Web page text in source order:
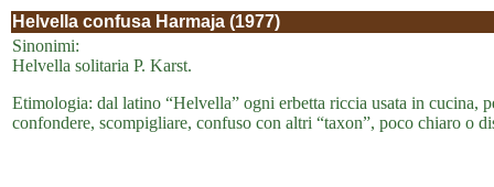
Helvella confusa Harmaja (1977)
Sinonimi:
Helvella solitaria P. Karst.
Etimologia: dal latino “Helvella” ogni erbetta riccia usata in cucina,
confondere, scompigliare, confuso con altri “taxon”, poco chiaro o